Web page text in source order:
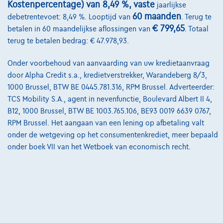
Kostenpercentage) van 8,49 %, vaste jaarlijkse
debetrentevoet: 8,49 %. Looptijd van 60 maanden . Terug te
betalen in 60 maandelijkse aflossingen van € 799,65. Totaal
terug te betalen bedrag: € 47.978,93.
Onder voorbehoud van aanvaarding van uw kredietaanvraag
door Alpha Credit s.a., kredietverstrekker, Warandeberg 8/3,
1000 Brussel, BTW BE 0445.781.316, RPM Brussel. Adverteerder:
TCS Mobility S.A., agent in nevenfunctie, Boulevard Albert II 4,
B12, 1000 Brussel, BTW BE 1003.765.106, BE93 0019 6639 0767,
RPM Brussel. Het aangaan van een lening op afbetaling valt
onder de wetgeving op het consumentenkrediet, meer bepaald
onder boek VII van het Wetboek van economisch recht.
Onze team
Contact
@2024 TCS Mobility SA/NV Copyright
Algemene Voorwaarden
Bijstandsvoorwaarden
Cookiebeleid